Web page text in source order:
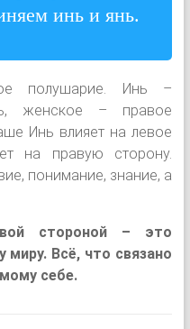
инь и янь.
полушарие. Инь –
женское – правое
Инь влияет на левое
на правую сторону.
понимание, знание, а
стороной – это
Всё, что связано
себе.